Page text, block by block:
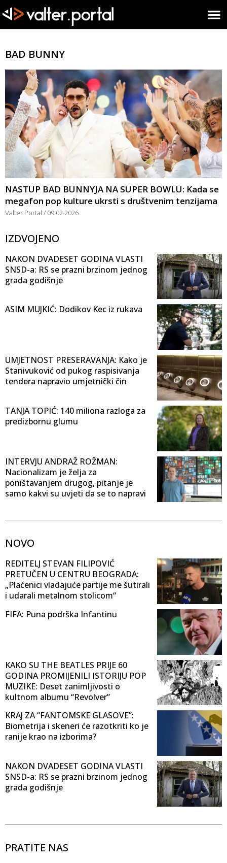
BAD BUNNY
NASTUP BAD BUNNYJA NA SUPER BOWLU: Kada se
megafon pop kulture ukrsti s društvenim tenzijama
Valter Portal 09.02.2026
IZDVOJENO
NAKON DVADESET GODINA VLASTI
SNSD-a: RS se prazni brzinom jednog
grada godišnje
ASIM MUJKIĆ: Dodikov Kec iz rukava
UMJETNOST PRESERAVANJA: Kako je
Stanivuković od pukog raspisivanja
tendera napravio umjetnički čin
TANJA TOPIĆ: 140 miliona razloga za
predizbornu glumu
INTERVJU ANDRAŽ ROŽMAN:
Nacionalizam je želja za
poništavanjem drugog, pitanje je
samo kakvi su uvjeti da se to napravi
NOVO
REDITELJ STEVAN FILIPOVIĆ
PRETUČEN U CENTRU BEOGRADA:
„Plaćenici vladajuće partije me šutirali
i udarali metalnom stolicom“
FIFA: Puna podrška Infantinu
KAKO SU THE BEATLES PRIJE 60
GODINA PROMIJENILI ISTORIJU POP
MUZIKE: Deset zanimljivosti o
kultnom albumu “Revolver”
KRAJ ZA “FANTOMSKE GLASOVE”:
Biometrija i skeneri će razotkriti ko je
ranije krao na izborima?
NAKON DVADESET GODINA VLASTI
SNSD-a: RS se prazni brzinom jednog
grada godišnje
PRATITE NAS